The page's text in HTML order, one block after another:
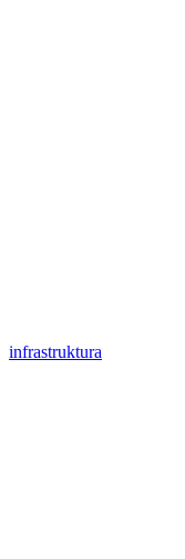
infrastruktura